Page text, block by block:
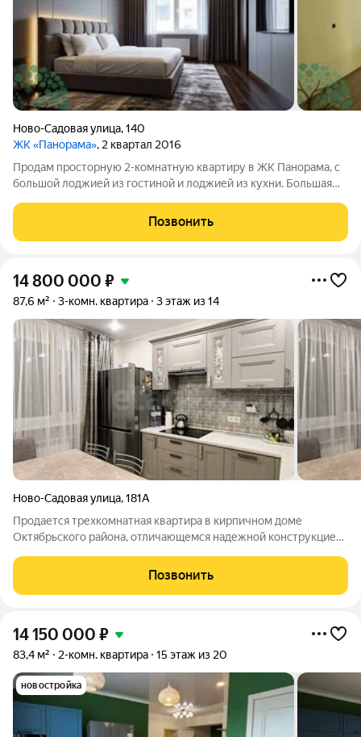
Ново-Садовая улица,140
ЖК «Панорама», 2 квартал 2016
Продам просторную 2-комнатную квартиру в ЖК Панорама, с
большой лоджией из гостиной и лоджией из кухни. Большая
на Волгу. Большой санузел, комфортная планировка. Сделана
стяжка пола,
Позвонить
14 800 000 ₽
87,6 м² 3-комн. квартира 3 этаж из 14
Ново-Садовая улица,181А
Продается трехкомнатная квартира в кирпичном доме
Октябрьского района, отличающемся надежной конструкцией,
звукоизоляции. Квартира в отличном состоянии, его ключевая
Позвонить
14 150 000 ₽
83,4 м² 2-комн. квартира 15 этаж из 20
новостройка